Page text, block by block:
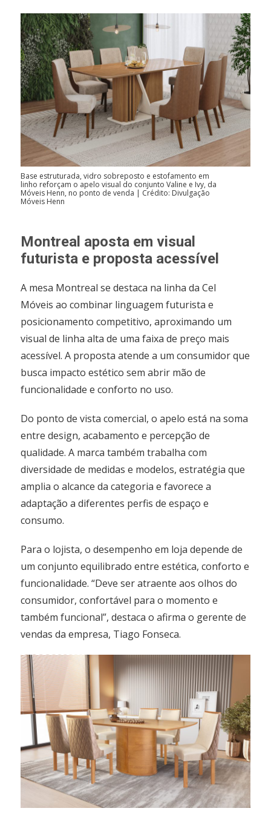
Base estruturada, vidro sobreposto e estofamento em
linho reforçam o apelo visual do conjunto Valine e Ivy, da
Móveis Henn, no ponto de venda | Crédito: Divulgação
Móveis Henn
Montreal aposta em visual
futurista e proposta acessível
A mesa Montreal se destaca na linha da Cel
Móveis ao combinar linguagem futurista e
posicionamento competitivo, aproximando um
visual de linha alta de uma faixa de preço mais
acessível. A proposta atende a um consumidor que
busca impacto estético sem abrir mão de
funcionalidade e conforto no uso.
Do ponto de vista comercial, o apelo está na soma
entre design, acabamento e percepção de
qualidade. A marca também trabalha com
diversidade de medidas e modelos, estratégia que
amplia o alcance da categoria e favorece a
adaptação a diferentes perfis de espaço e
consumo.
Para o lojista, o desempenho em loja depende de
um conjunto equilibrado entre estética, conforto e
funcionalidade. “Deve ser atraente aos olhos do
consumidor, confortável para o momento e
também funcional”, destaca o afirma o gerente de
vendas da empresa, Tiago Fonseca.